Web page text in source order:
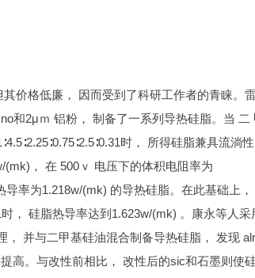
价格低廉， 因而受到了科研工作者的青睐。
和2μｍ 铝粉， 制备了一系列导热硅脂。当 二
时， 所得硅脂兼具流淌
， 在 500ｖ 电压下的体积电阻率为
率为1.218w/(mk) 的导热硅脂。在此基础上，
， 硅脂热导率达到1.623w/(mk) 。康永等人采
， 并与二甲基硅油混合制备导热硅脂， 发现
高。与改性前相比， 改性后的sic和石墨则使